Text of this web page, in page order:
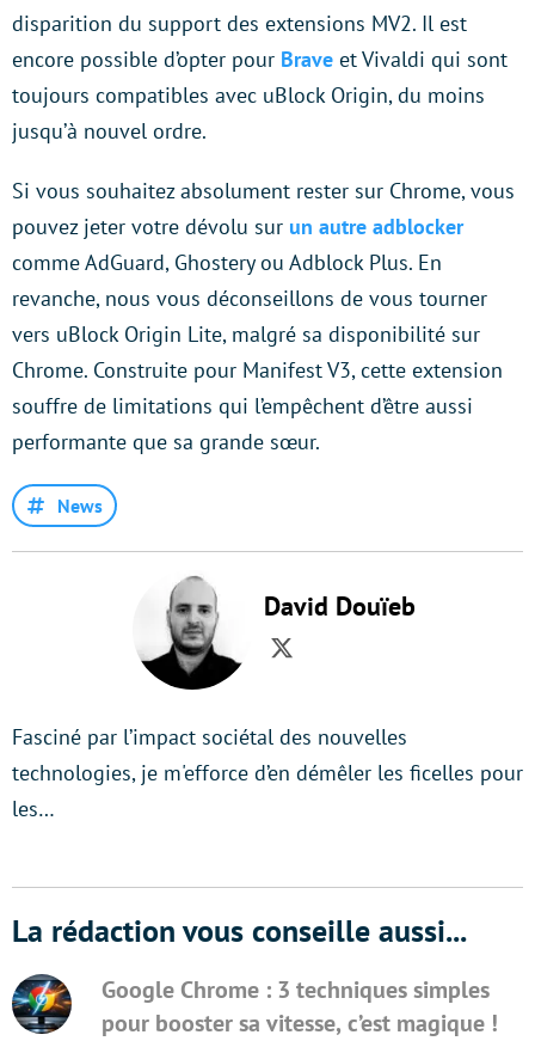
disparition du support des extensions MV2. Il est
encore possible d’opter pour Brave et Vivaldi qui sont
toujours compatibles avec uBlock Origin, du moins
jusqu’à nouvel ordre.
Si vous souhaitez absolument rester sur Chrome, vous
pouvez jeter votre dévolu sur un autre adblocker
comme AdGuard, Ghostery ou Adblock Plus. En
revanche, nous vous déconseillons de vous tourner
vers uBlock Origin Lite, malgré sa disponibilité sur
Chrome. Construite pour Manifest V3, cette extension
souffre de limitations qui l’empêchent d’être aussi
performante que sa grande sœur.
News
David Douïeb
Twitter
Fasciné par l’impact sociétal des nouvelles
technologies, je m'efforce d’en démêler les ficelles pour
les…
La rédaction vous conseille aussi...
Google Chrome : 3 techniques simples
pour booster sa vitesse, c’est magique !